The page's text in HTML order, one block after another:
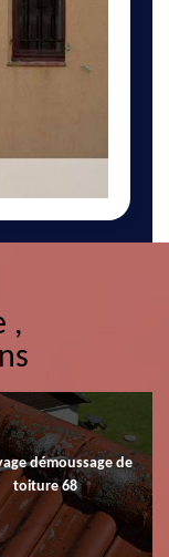
,
démoussage de
toiture 68